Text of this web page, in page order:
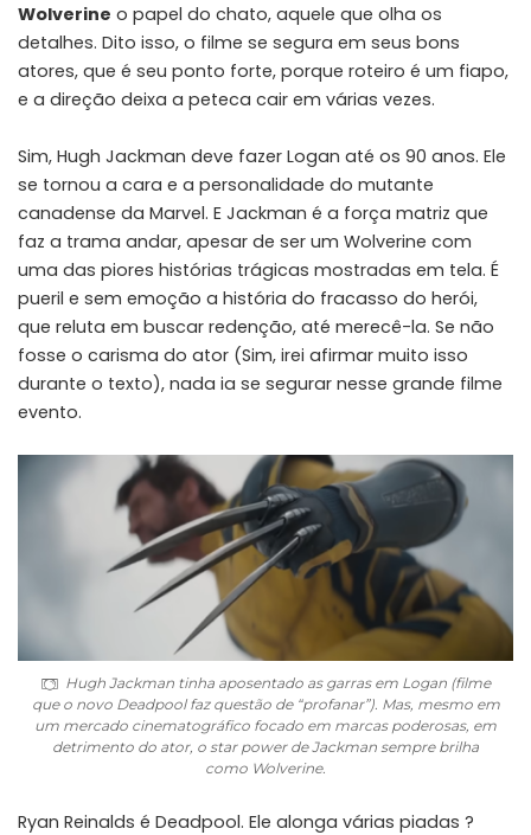
Wolverine o papel do chato, aquele que olha os
detalhes. Dito isso, o filme se segura em seus bons
atores, que é seu ponto forte, porque roteiro é um fiapo,
e a direção deixa a peteca cair em várias vezes.
Sim, Hugh Jackman deve fazer Logan até os 90 anos. Ele
se tornou a cara e a personalidade do mutante
canadense da Marvel. E Jackman é a força matriz que
faz a trama andar, apesar de ser um Wolverine com
uma das piores histórias trágicas mostradas em tela. É
pueril e sem emoção a história do fracasso do herói,
que reluta em buscar redenção, até merecê-la. Se não
fosse o carisma do ator (Sim, irei afirmar muito isso
durante o texto), nada ia se segurar nesse grande filme
evento.
Hugh Jackman tinha aposentado as garras em Logan (filme
que o novo Deadpool faz questão de “profanar”). Mas, mesmo em
um mercado cinematográfico focado em marcas poderosas, em
detrimento do ator, o star power de Jackman sempre brilha
como Wolverine.
Ryan Reinalds é Deadpool. Ele alonga várias piadas ?